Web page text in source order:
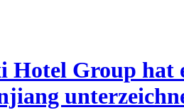
Hotel Group